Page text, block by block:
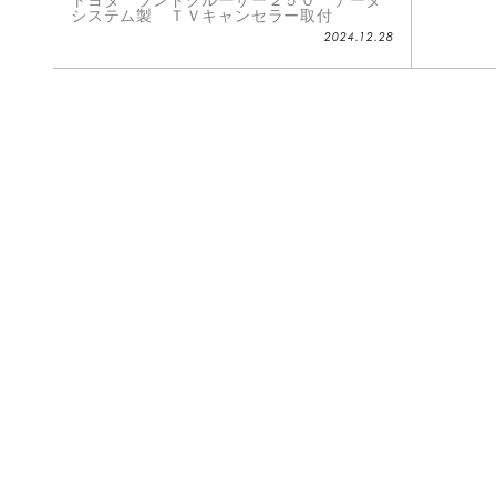
システム製 ＴＶキャンセラー取付
2024.12.28